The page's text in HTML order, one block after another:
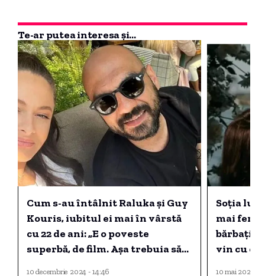
Te-ar putea interesa și...
Cum s-au întâlnit Raluka și Guy
Kouris, iubitul ei mai în vârstă
cu 22 de ani: „E o poveste
superbă, de film. Așa trebuia să
10 decembrie 2024 - 14:46
Soția lui
mai
bărbați
vin cu o
10 mai 2025 -